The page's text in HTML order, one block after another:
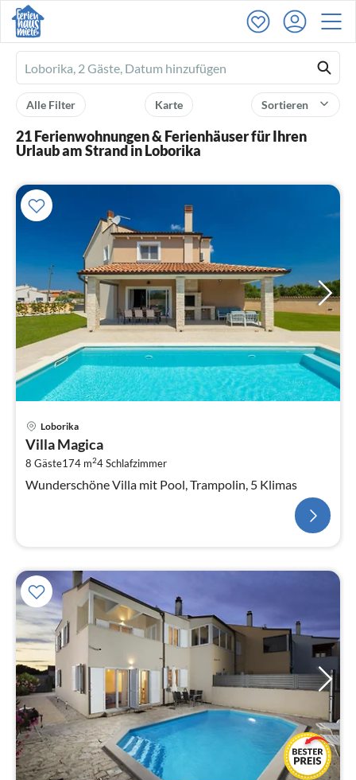
Ferienhausmiete
logo
Sortieren
Karte
Alle Filter
21 Ferienwohnungen & Ferienhäuser für Ihren
Urlaub am Strand in Loborika
Loborika
Villa Magica
8 Gäste174 m24Schlafzimmer
Wunderschöne Villa mit Pool, Trampolin, 5 Klimas